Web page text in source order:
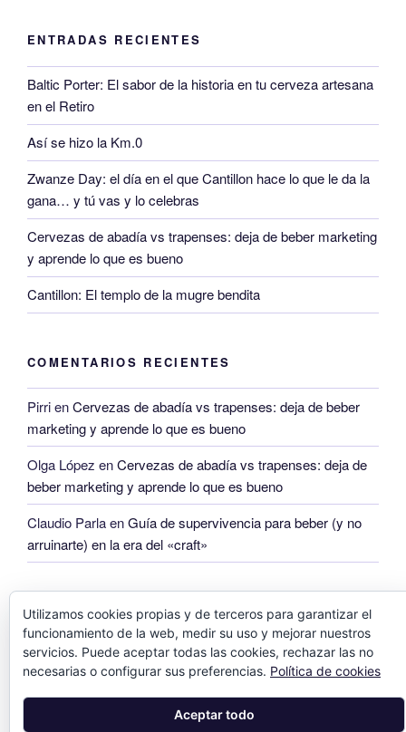
ENTRADAS RECIENTES
Baltic Porter: El sabor de la historia en tu cerveza artesana
en el Retiro
Así se hizo la Km.0
Zwanze Day: el día en el que Cantillon hace lo que le da la
gana… y tú vas y lo celebras
Cervezas de abadía vs trapenses: deja de beber marketing
y aprende lo que es bueno
Cantillon: El templo de la mugre bendita
COMENTARIOS RECIENTES
PirrienCervezas de abadía vs trapenses: deja de beber
marketing y aprende lo que es bueno
Olga López enCervezas de abadía vs trapenses: deja de
beber marketing y aprende lo que es bueno
Claudio ParlaenGuía de supervivencia para beber (y no
arruinarte) en la era del «craft»
Utilizamos cookies propias y de terceros para garantizar el
funcionamiento de la web, medir su uso y mejorar nuestros
servicios. Puede aceptar todas las cookies, rechazar las no
necesarias o configurar sus preferencias. Política de cookies
Aceptar todo